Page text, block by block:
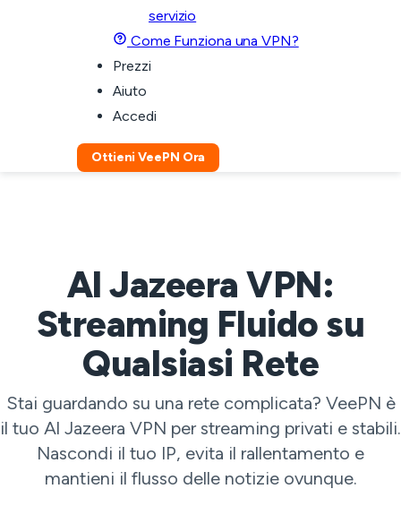
servizio
Come Funziona una VPN?
Prezzi
Aiuto
Accedi
Ottieni VeePN Ora
Al Jazeera VPN:
Streaming Fluido su
Qualsiasi Rete
Stai guardando su una rete complicata? VeePN è
il tuo Al Jazeera VPN per streaming privati e stabili.
Nascondi il tuo IP, evita il rallentamento e
mantieni il flusso delle notizie ovunque.